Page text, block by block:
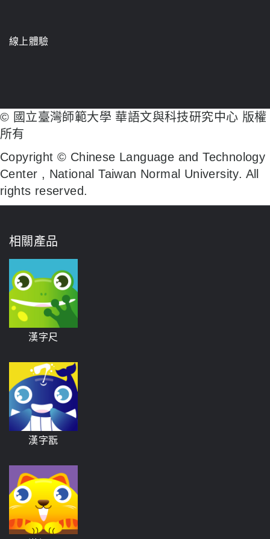
線上體驗
© 國立臺灣師範大學 華語文與科技研究中心 版權
所有
Copyright © Chinese Language and Technology
Center , National Taiwan Normal University. All
rights reserved.
相關產品
漢字尺
漢字翫